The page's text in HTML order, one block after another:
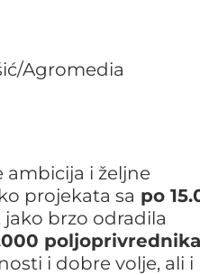
ambicija i željne
projekata sa po
jako brzo odradila
poljoprivrednika
i dobre volje, ali i